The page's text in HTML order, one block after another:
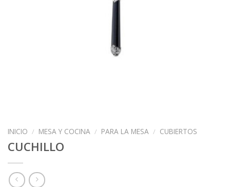
INICIO / MESA Y COCINA / PARA LA MESA / CUBIERTOS
CUCHILLO